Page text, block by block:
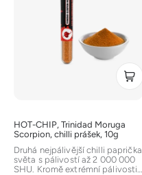
HOT-CHIP, Trinidad Moruga
Scorpion, chilli prášek, 10g
Druhá nejpálivější chilli paprička
světa s pálivostí až 2 000 000
SHU. Kromě extrémní pálivosti